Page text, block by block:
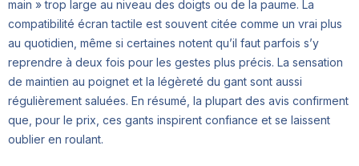
main » trop large au niveau des doigts ou de la paume. La
compatibilité écran tactile est souvent citée comme un vrai plus
au quotidien, même si certaines notent qu’il faut parfois s’y
reprendre à deux fois pour les gestes plus précis. La sensation
de maintien au poignet et la légèreté du gant sont aussi
régulièrement saluées. En résumé, la plupart des avis confirment
que, pour le prix, ces gants inspirent confiance et se laissent
oublier en roulant.